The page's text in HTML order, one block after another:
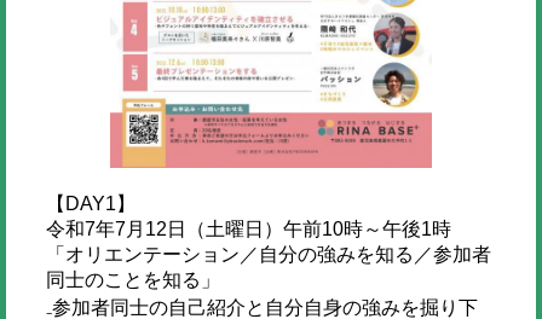
【DAY1】
令和7年7月12日（土曜日）午前10時～午後1時
「オリエンテーション／自分の強みを知る／参加者
同士のことを知る」
₋参加者同士の自己紹介と自分自身の強みを掘り下